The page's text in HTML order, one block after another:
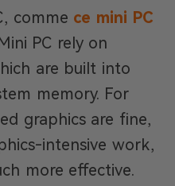
comme ce mini PC
PC rely on
are built into
memory. For
graphics are fine,
intensive work,
more effective.